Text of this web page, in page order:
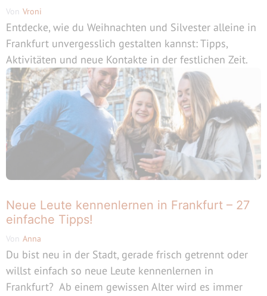
Von Vroni
Entdecke, wie du Weihnachten und Silvester alleine in
Frankfurt unvergesslich gestalten kannst: Tipps,
Aktivitäten und neue Kontakte in der festlichen Zeit.
Neue Leute kennenlernen in Frankfurt – 27
einfache Tipps!
Von Anna
Du bist neu in der Stadt, gerade frisch getrennt oder
willst einfach so neue Leute kennenlernen in
Frankfurt? Ab einem gewissen Alter wird es immer